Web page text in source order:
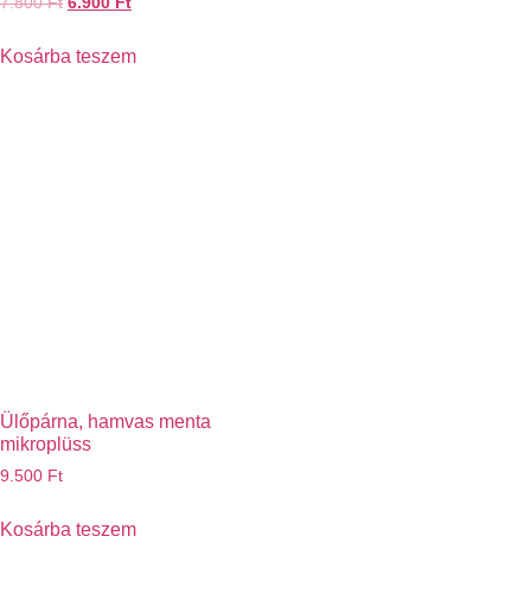
Kosárba teszem
Ülőpárna, hamvas menta
mikroplüss
9.500 Ft
Kosárba teszem